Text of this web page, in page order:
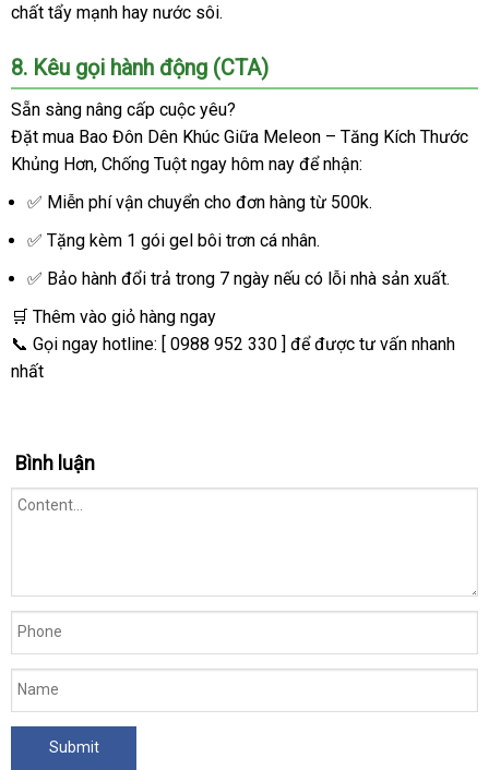
chất tẩy mạnh hay nước sôi.
8. Kêu gọi hành động (CTA)
Sẵn sàng nâng cấp cuộc yêu?
Đặt mua Bao Đôn Dên Khúc Giữa Meleon – Tăng Kích Thước
Khủng Hơn, Chống Tuột ngay hôm nay để nhận:
✅ Miễn phí vận chuyển cho đơn hàng từ 500k.
✅ Tặng kèm 1 gói gel bôi trơn cá nhân.
✅ Bảo hành đổi trả trong 7 ngày nếu có lỗi nhà sản xuất.
🛒 Thêm vào giỏ hàng ngay
📞 Gọi ngay hotline: [ 0988 952 330 ] để được tư vấn nhanh
nhất
Bình luận